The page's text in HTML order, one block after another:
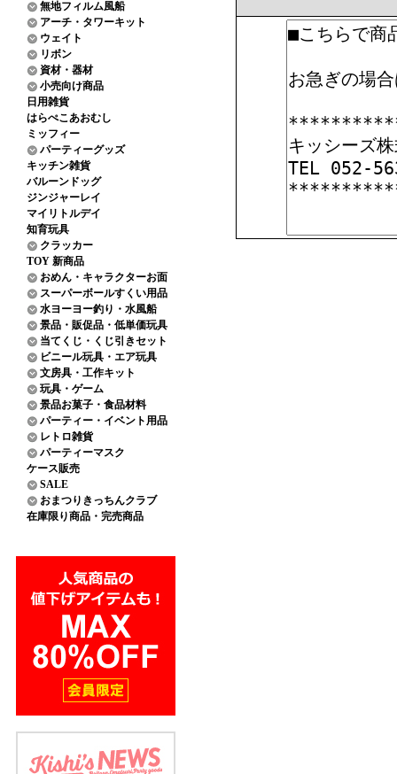
無地フィルム風船
アーチ・タワーキット
ウェイト
リボン
資材・器材
小売向け商品
日用雑貨
はらぺこあおむし
ミッフィー
パーティーグッズ
キッチン雑貨
バルーンドッグ
ジンジャーレイ
マイリトルデイ
知育玩具
クラッカー
TOY 新商品
おめん・キャラクターお面
スーパーボールすくい用品
水ヨーヨー釣り・水風船
景品・販促品・低単価玩具
当てくじ・くじ引きセット
ビニール玩具・エア玩具
文房具・工作キット
玩具・ゲーム
景品お菓子・食品材料
パーティー・イベント用品
レトロ雑貨
パーティーマスク
ケース販売
SALE
おまつりきっちんクラブ
在庫限り商品・完売商品